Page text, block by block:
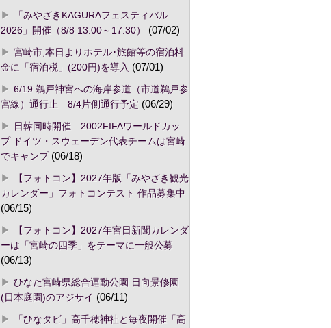
「みやざきKAGURAフェスティバル
2026」開催（8/8 13:00～17:30）
(07/02)
宮崎市,本日よりホテル･旅館等の宿泊料
金に「宿泊税」(200円)を導入 (07/01)
6/19 鵜戸神宮への海岸参道（市道鵜戸参
宮線）通行止 8/4片側通行予定 (06/29)
日韓同時開催 2002FIFAワールドカッ
プ ドイツ・スウェーデン代表チームは宮崎
でキャンプ(06/18)
【フォトコン】2027年版「みやざき観光
カレンダー」フォトコンテスト 作品募集中
(06/15)
【フォトコン】2027年宮日新聞カレンダ
ーは「宮崎の四季」をテーマに一般公募
(06/13)
ひなた宮崎県総合運動公園 日向景修園
(日本庭園)のアジサイ (06/11)
「ひなタビ」高千穂神社と毎夜開催「高